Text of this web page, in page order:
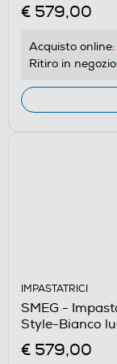
€ 579,00
Acquisto online:
Ritiro in
IMPASTATRICI
SMEG -
Style-Bianco
€ 579,00